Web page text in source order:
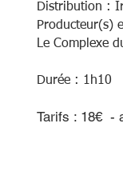
Distribution :
Producteur(s)
Le Complexe
Durée : 1h10
Tarifs : 18€ -